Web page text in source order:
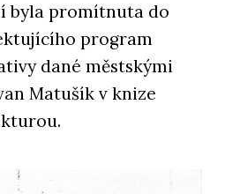
byla promítnuta do
program
dané městskými
Matušík v knize